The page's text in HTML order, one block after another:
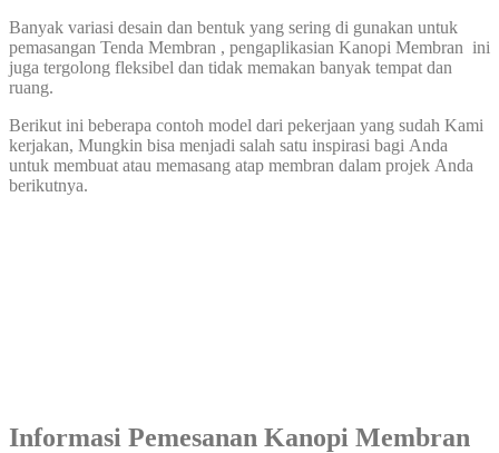
Banyak variasi desain dan bentuk yang sering di gunakan untuk
pemasangan Tenda Membran , pengaplikasian Kanopi Membran ini
juga tergolong fleksibel dan tidak memakan banyak tempat dan
ruang.
Berikut ini beberapa contoh model dari pekerjaan yang sudah Kami
kerjakan, Mungkin bisa menjadi salah satu inspirasi bagi Anda
untuk membuat atau memasang atap membran dalam projek Anda
berikutnya.
Informasi Pemesanan Kanopi Membran